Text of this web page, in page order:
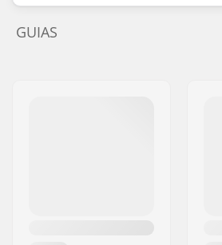
GUIAS